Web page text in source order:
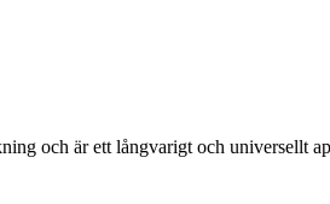
och är ett långvarigt och universellt